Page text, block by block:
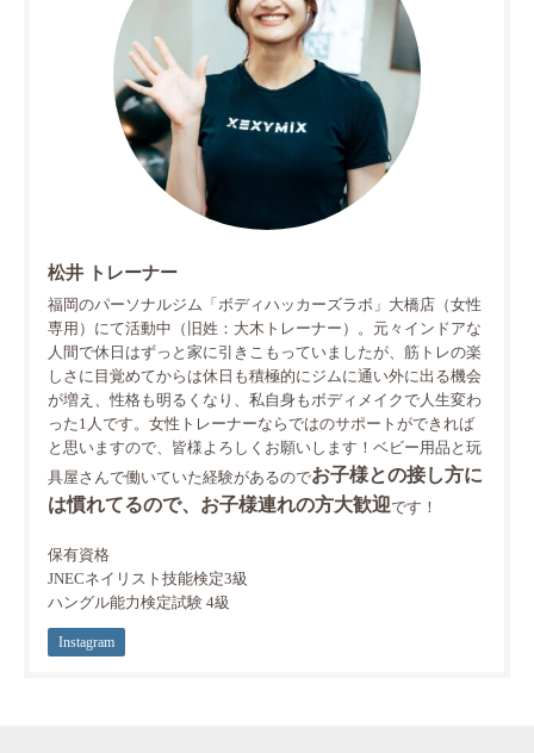
松井 トレーナー
福岡のパーソナルジム「ボディハッカーズラボ」大橋店（女性
専用）にて活動中（旧姓：大木トレーナー）。元々インドアな
人間で休日はずっと家に引きこもっていましたが、筋トレの楽
しさに目覚めてからは休日も積極的にジムに通い外に出る機会
が増え、性格も明るくなり、私自身もボディメイクで人生変わ
った1人です。女性トレーナーならではのサポートができれば
と思いますので、皆様よろしくお願いします！ベビー用品と玩
具屋さんで働いていた経験があるのでお子様との接し方に
は慣れてるので、お子様連れの方大歓迎です！
保有資格
JNECネイリスト技能検定3級
ハングル能力検定試験 4級
Instagram